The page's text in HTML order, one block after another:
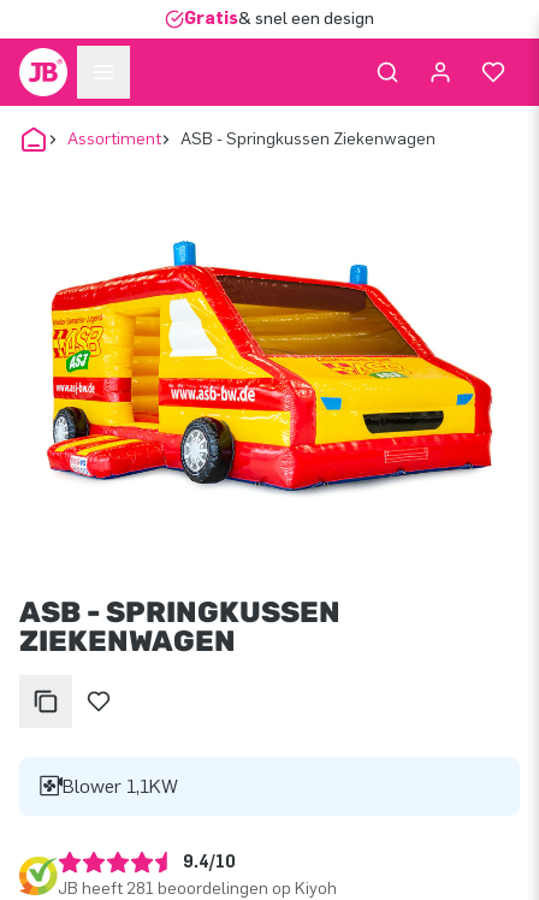
Gratis& snel een design
Assortiment ASB - Springkussen Ziekenwagen
ASB - SPRINGKUSSEN
ZIEKENWAGEN
Blower 1,1KW
9.4/10
JB heeft 281 beoordelingen op Kiyoh